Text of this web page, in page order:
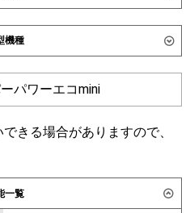
SZRA63CT
GKEA06311MUB
GKSA06314MUB
PKZ-
機種
SZRA63BYT
SZRA63BJNT
SZRA63BFNT
SZRA63BCNT
RKSA06344XU
パワーエコmini
きる場合がありますので、
一覧